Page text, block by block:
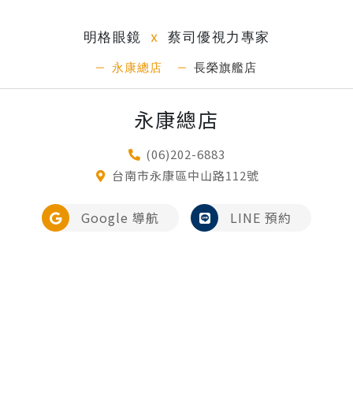
明格眼鏡 x 蔡司優視力專家
永康總店 長榮旗艦店
永康總店
(06)202-6883
台南市永康區中山路112號
Google 導航 LINE 預約